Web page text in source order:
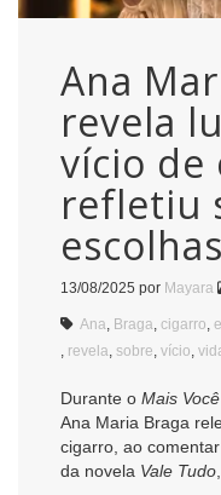
Ana
revela
vício de
refletiu
13/08/2025 por Mayara
Ana Braga cigarro
revela sobre vício
Durante o Mais Você
Ana Maria Braga
cigarro, ao
da novela Vale Tudo